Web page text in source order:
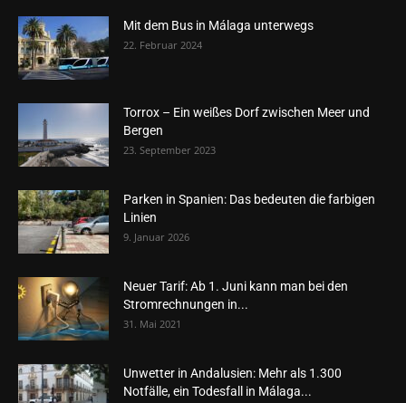
Mit dem Bus in Málaga unterwegs
22. Februar 2024
Torrox – Ein weißes Dorf zwischen Meer und
Bergen
23. September 2023
Parken in Spanien: Das bedeuten die farbigen
Linien
9. Januar 2026
Neuer Tarif: Ab 1. Juni kann man bei den
Stromrechnungen in...
31. Mai 2021
Unwetter in Andalusien: Mehr als 1.300
Notfälle, ein Todesfall in Málaga...